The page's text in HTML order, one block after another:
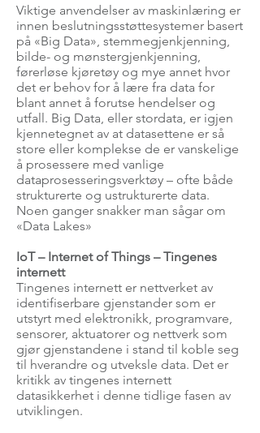
Viktige anvendelser av maskinlæring er
innen beslutningsstøttesystemer basert
på «Big Data», stemmegjenkjenning,
bilde- og mønstergjenkjenning,
førerløse kjøretøy og mye annet hvor
det er behov for å lære fra data for
blant annet å forutse hendelser og
utfall. Big Data, eller stordata, er igjen
kjennetegnet av at datasettene er så
store eller komplekse de er vanskelige
å prosessere med vanlige
dataprosesseringsverktøy – ofte både
strukturerte og ustrukturerte data.
Noen ganger snakker man sågar om
«Data Lakes»
IoT – Internet of Things – Tingenes
internett
Tingenes internett er nettverket av
identifiserbare gjenstander som er
utstyrt med elektronikk, programvare,
sensorer, aktuatorer og nettverk som
gjør gjenstandene i stand til koble seg
til hverandre og utveksle data. Det er
kritikk av tingenes internett
datasikkerhet i denne tidlige fasen av
utviklingen.